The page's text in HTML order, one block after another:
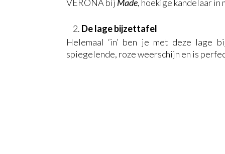
VERONA bij Made, hoekige kandelaar in
De lage bijzettafel
Helemaal ‘in’ ben je met deze lage
spiegelende, roze weerschijn en is